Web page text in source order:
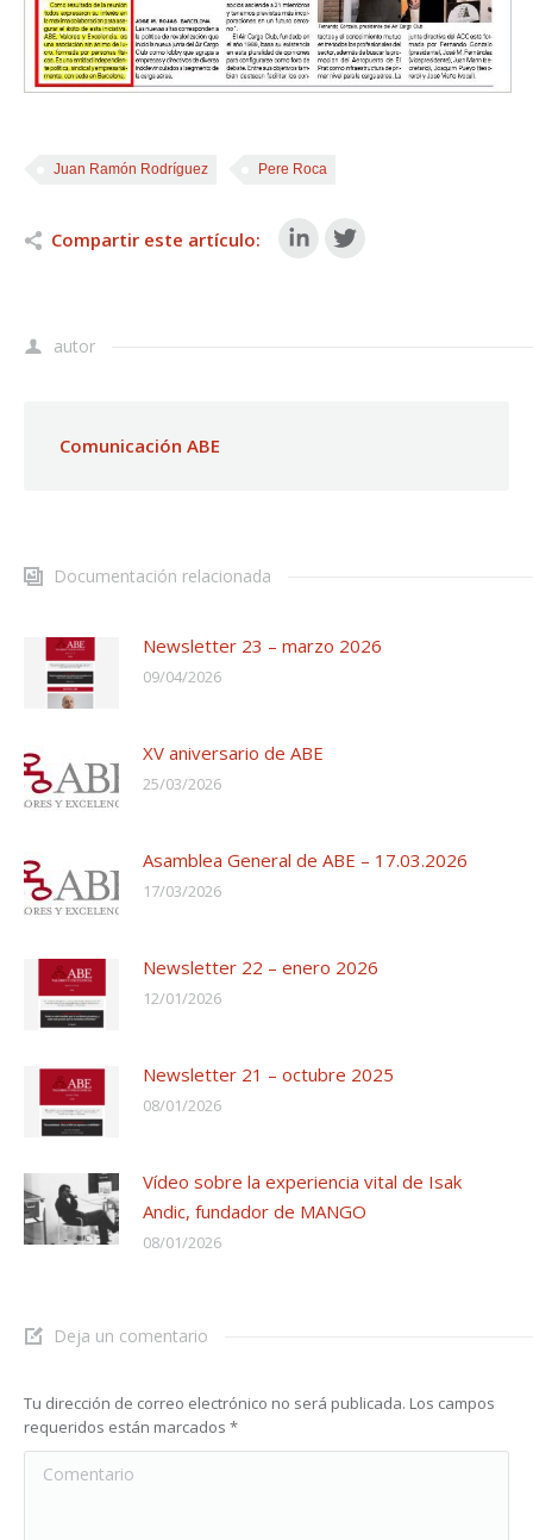
Juan Ramón Rodríguez Pere Roca
Compartir este artículo:
autor
Comunicación ABE
Documentación relacionada
Newsletter 23 – marzo 2026
09/04/2026
XV aniversario de ABE
25/03/2026
Asamblea General de ABE – 17.03.2026
17/03/2026
Newsletter 22 – enero 2026
12/01/2026
Newsletter 21 – octubre 2025
08/01/2026
Vídeo sobre la experiencia vital de Isak
Andic, fundador de MANGO
08/01/2026
Deja un comentario
Tu dirección de correo electrónico no será publicada. Los campos
requeridos están marcados *
Comentario